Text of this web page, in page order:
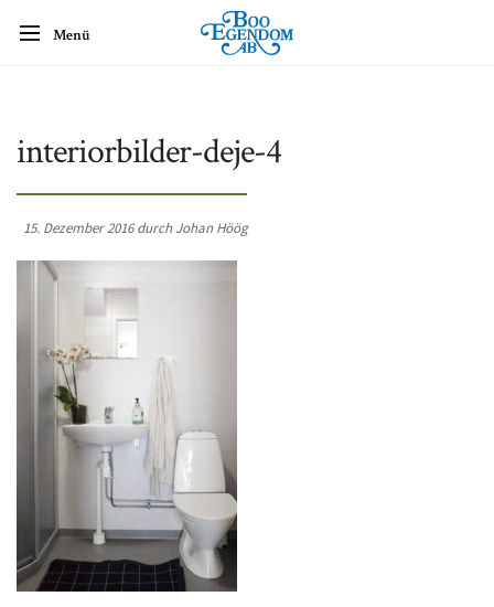
Menü
interiorbilder-deje-4
15. Dezember 2016 durch Johan Höög